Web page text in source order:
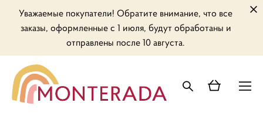
Уважаемые покупатели! Обратите внимание, что все
заказы, оформленные с 1 июля, будут обработаны и
отправлены после 10 августа.